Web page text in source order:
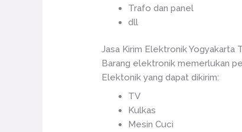
Trafo dan panel
dll
Jasa Kirim Elektronik Yogyakarta
Barang elektronik memerlukan
Elektonik yang dapat dikirim:
TV
Kulkas
Mesin Cuci